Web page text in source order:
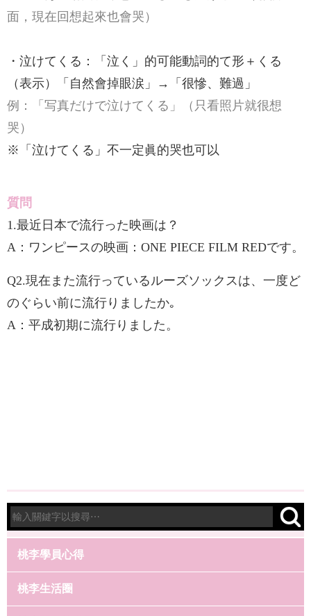
面，現在回想起來也會哭）
・泣けてくる：「泣く」的可能動詞的て形＋くる
（表示）「自然會掉眼涙」→「很慘、難過」
例：「写真だけで泣けてくる」（只看照片就很想
哭）
※「泣けてくる」不一定眞的哭也可以
質問
1.最近日本で流行った映画は？
A：ワンピースの映画：ONE PIECE FILM REDです。
Q2.現在また流行っているルーズソックスは、一度ど
のぐらい前に流行りましたか｡
A：平成初期に流行りました。
桃李學員心得
桃李生活圈